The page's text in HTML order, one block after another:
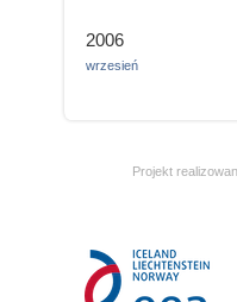
2006
wrzesień
Projekt